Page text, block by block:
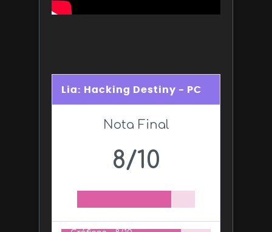
Lia: Hacking Destiny - PC
Nota Final
8/10